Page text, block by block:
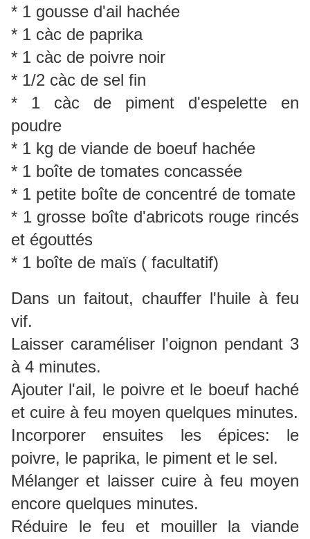
* 1 gousse d'ail hachée
* 1 càc de paprika
* 1 càc de poivre noir
* 1/2 càc de sel fin
* 1 càc de piment d'espelette en
poudre
* 1 kg de viande de boeuf hachée
* 1 boîte de tomates concassée
* 1 petite boîte de concentré de tomate
* 1 grosse boîte d'abricots rouge rincés
et égouttés
* 1 boîte de maïs ( facultatif)
Dans un faitout, chauffer l'huile à feu
vif.
Laisser caraméliser l'oignon pendant 3
à 4 minutes.
Ajouter l'ail, le poivre et le boeuf haché
et cuire à feu moyen quelques minutes.
Incorporer ensuites les épices: le
poivre, le paprika, le piment et le sel.
Mélanger et laisser cuire à feu moyen
encore quelques minutes.
Réduire le feu et mouiller la viande